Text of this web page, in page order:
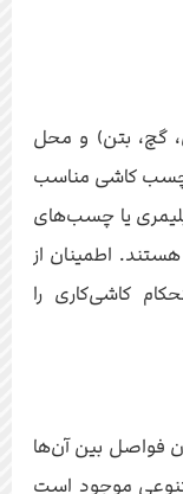
گچ، بتن) و محل
چسب کاشی مناسب
یا چسب‌های
اطمینان از
کاشی‌کاری را
فواصل بین آن‌ها
موجود است